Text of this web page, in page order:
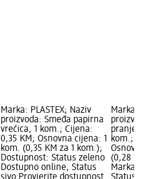
Marka: PLASTEX; Naziv
proizvoda: Smeđa papirna
vrećica, 1 kom.; Cijena:
0,35 KM; Osnovna cijena: 1
kom. (0,35 KM za 1 kom.);
Dostupnost: Status zeleno
Dostupno online, Status
Marka:
pranje
kom.;
(0,28
Marka